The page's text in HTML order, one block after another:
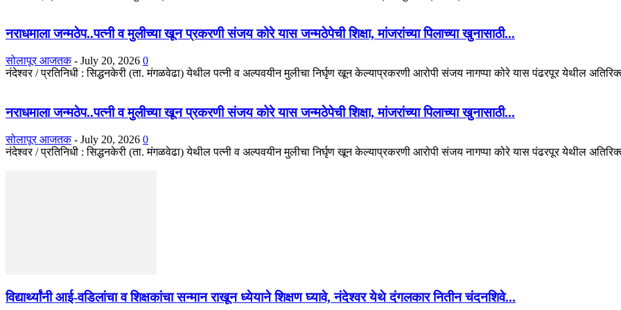
नराधमाला जन्मठेप..पत्नी व मुलीच्या खून प्रकरणी संजय कोरे यास जन्मठेपेची शिक्षा, मांजरांच्या पिलाच्या खुनासाठी...
सोलापूर आजतक - July 20, 2026 0
नंदेश्वर / प्रतिनिधी : सिद्धनकेरी (ता. मंगळवेढा) येथील पत्नी व अल्पवयीन मुलीचा निर्घृण खून केल्याप्रकरणी आरोपी संजय नागप्पा कोरे यास पंढरपूर येथील
नराधमाला जन्मठेप..पत्नी व मुलीच्या खून प्रकरणी संजय कोरे यास जन्मठेपेची शिक्षा, मांजरांच्या पिलाच्या खुनासाठी...
सोलापूर आजतक - July 20, 2026 0
नंदेश्वर / प्रतिनिधी : सिद्धनकेरी (ता. मंगळवेढा) येथील पत्नी व अल्पवयीन मुलीचा निर्घृण खून केल्याप्रकरणी आरोपी संजय नागप्पा कोरे यास पंढरपूर येथील
विद्यार्थ्यांनी आई-वडिलांचा व शिक्षकांचा सन्मान राखून ध्येयाने शिक्षण घ्यावे, नंदेश्वर येथे दंगलकार नितीन चंदनशिवे...